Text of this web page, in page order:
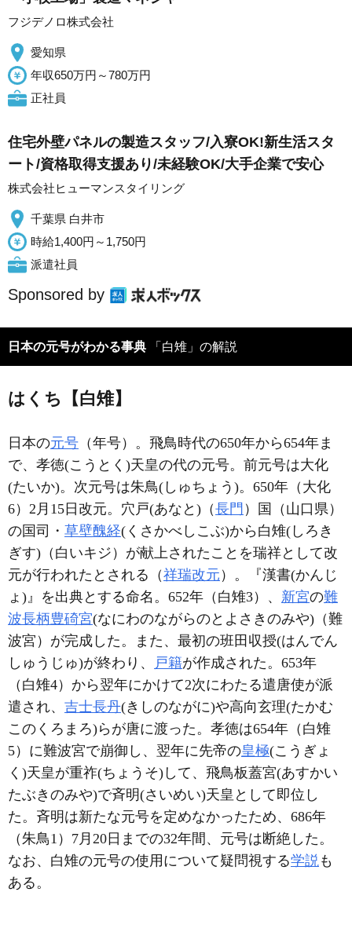
フジデノロ株式会社
愛知県
年収650万円～780万円
正社員
住宅外壁パネルの製造スタッフ/入寮OK!新生活スタ
ート/資格取得支援あり/未経験OK/大手企業で安心
株式会社ヒューマンスタイリング
千葉県 白井市
時給1,400円～1,750円
派遣社員
Sponsored by
日本の元号がわかる事典 「白雉」の解説
はくち【白雉】
日本の元号 （年号）。飛鳥時代の650年から654年ま
で、孝徳(こうとく )天皇の代の元号。前元号は大化
(たいか)。次元号は朱鳥( しゅちょう )。650年（大化
6）2月15日改元。穴戸(あなと )（長門 ）国（山口県）
の国司・ 草壁醜経( くさかべしこぶ)から白雉( しろき
ぎす)（白いキジ）が献上されたことを瑞祥として改
元が行われたとされる（祥瑞改元 ）。『漢書(かんじ
ょ )』を出典とする命名。652年（白雉3）、 新宮の難
波長柄豊碕宮(なにわのながらのとよさきのみや)（難
波宮）が完成した。また、最初の班田収授(はんでん
しゅうじゅ)が終わり、 戸籍が作成された。653年
（白雉4）から翌年にかけて2次にわたる遣唐使が派
遣され、 吉士長丹(きしのながに)や高向玄理(たかむ
このくろまろ)らが唐に渡った。孝徳は654年（白雉
5）に難波宮で崩御し、翌年に先帝の皇極(こうぎょ
く )天皇が重祚(ちょうそ)して、飛鳥板蓋宮(あすかい
たぶきのみや)で斉明(さいめい)天皇として即位し
た。斉明は新たな元号を定めなかったため、686年
（朱鳥1）7月20日までの32年間、元号は断絶した。
なお、白雉の元号の使用について疑問視する学説も
ある。